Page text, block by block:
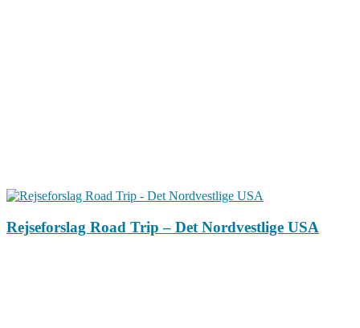
Rejseforslag Road Trip – Det Nordvestlige USA